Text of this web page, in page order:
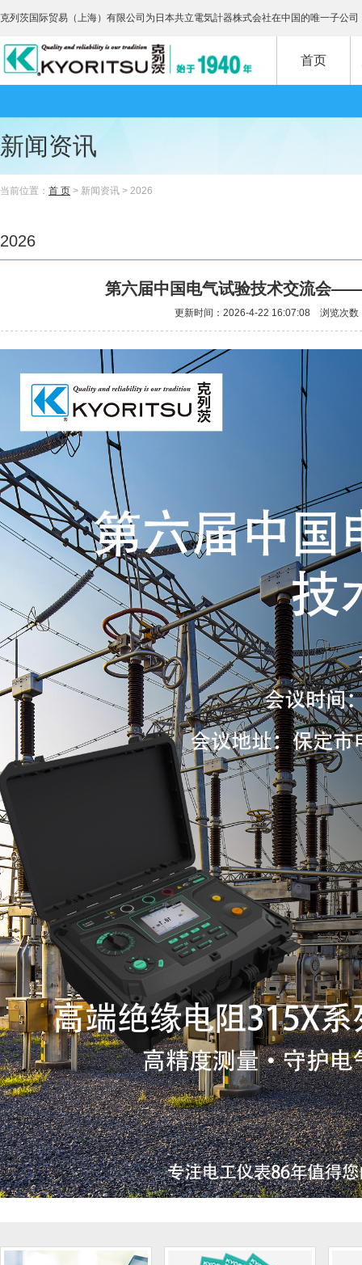
克列茨国际贸易（上海）有限公司为日本共立電気計器株式会社在中国的唯一子公司
首页
新闻资讯
当前位置： 首 页 > 新闻资讯 > 2026
2026
第六届中国电气试验技术交流会
更新时间：2026-4-22 16:07:08 浏览次数